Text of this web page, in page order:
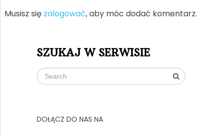
Musisz się zalogować, aby móc dodać komentarz.
SZUKAJ W SERWISIE
DOŁĄCZ DO NAS NA